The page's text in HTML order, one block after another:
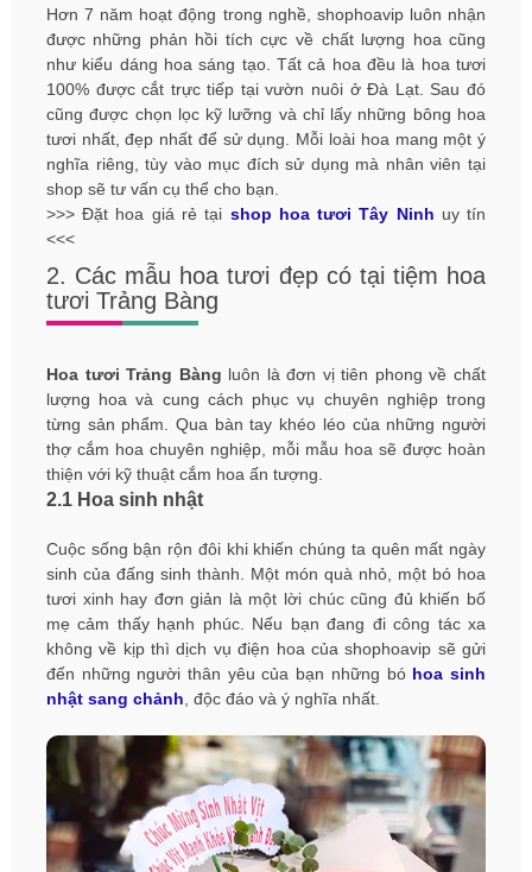
Hơn 7 năm hoạt động trong nghề, shophoavip luôn nhận
được những phản hồi tích cực về chất lượng hoa cũng
như kiểu dáng hoa sáng tạo. Tất cả hoa đều là hoa tươi
100% được cắt trực tiếp tại vườn nuôi ở Đà Lạt. Sau đó
cũng được chọn lọc kỹ lưỡng và chỉ lấy những bông hoa
tươi nhất, đẹp nhất để sử dụng. Mỗi loài hoa mang một ý
nghĩa riêng, tùy vào mục đích sử dụng mà nhân viên tại
shop sẽ tư vấn cụ thể cho bạn.
>>> Đặt hoa giá rẻ tại shop hoa tươi Tây Ninh uy tín
<<<
2. Các mẫu hoa tươi đẹp có tại tiệm hoa
tươi Trảng Bàng
Hoa tươi Trảng Bàng luôn là đơn vị tiên phong về chất
lượng hoa và cung cách phục vụ chuyên nghiệp trong
từng sản phẩm. Qua bàn tay khéo léo của những người
thợ cắm hoa chuyên nghiệp, mỗi mẫu hoa sẽ được hoàn
thiện với kỹ thuật cắm hoa ấn tượng.
2.1 Hoa sinh nhật
Cuộc sống bận rộn đôi khi khiến chúng ta quên mất ngày
sinh của đấng sinh thành. Một món quà nhỏ, một bó hoa
tươi xinh hay đơn giản là một lời chúc cũng đủ khiến bố
mẹ cảm thấy hạnh phúc. Nếu bạn đang đi công tác xa
không về kịp thì dịch vụ điện hoa của shophoavip sẽ gửi
đến những người thân yêu của bạn những bó hoa sinh
nhật sang chảnh , độc đáo và ý nghĩa nhất.